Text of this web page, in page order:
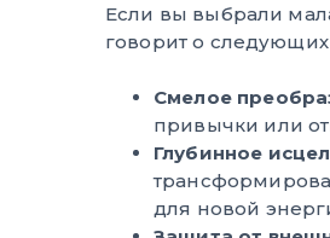
Если вы выбрали
говорит о
Смелое
привычки или
Глубинное
для новой